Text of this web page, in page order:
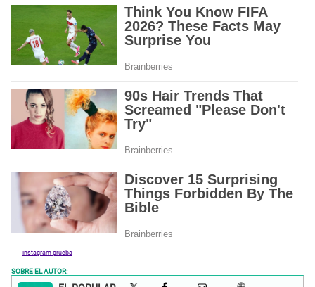
instagram prueba
SOBRE EL AUTOR: